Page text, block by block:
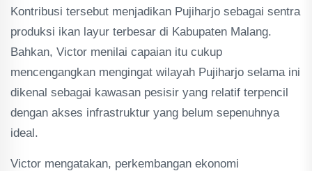
Kontribusi tersebut menjadikan Pujiharjo sebagai sentra
produksi ikan layur terbesar di Kabupaten Malang.
Bahkan, Victor menilai capaian itu cukup
mencengangkan mengingat wilayah Pujiharjo selama ini
dikenal sebagai kawasan pesisir yang relatif terpencil
dengan akses infrastruktur yang belum sepenuhnya
ideal.
Victor mengatakan, perkembangan ekonomi